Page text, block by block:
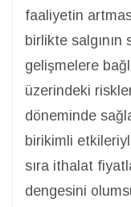
faaliyetin
birlikte
gelişmelere
üzerindeki
döneminde
birikimli
sıra ithalat
dengesini